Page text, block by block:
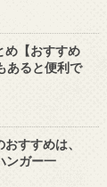
め【おすすめ
あると便利で
すすめは、
ンガー一